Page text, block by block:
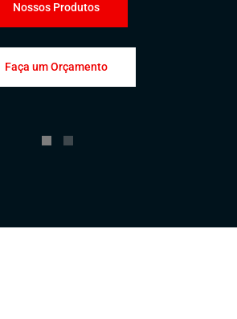
Nossos Produtos
Faça um Orçamento